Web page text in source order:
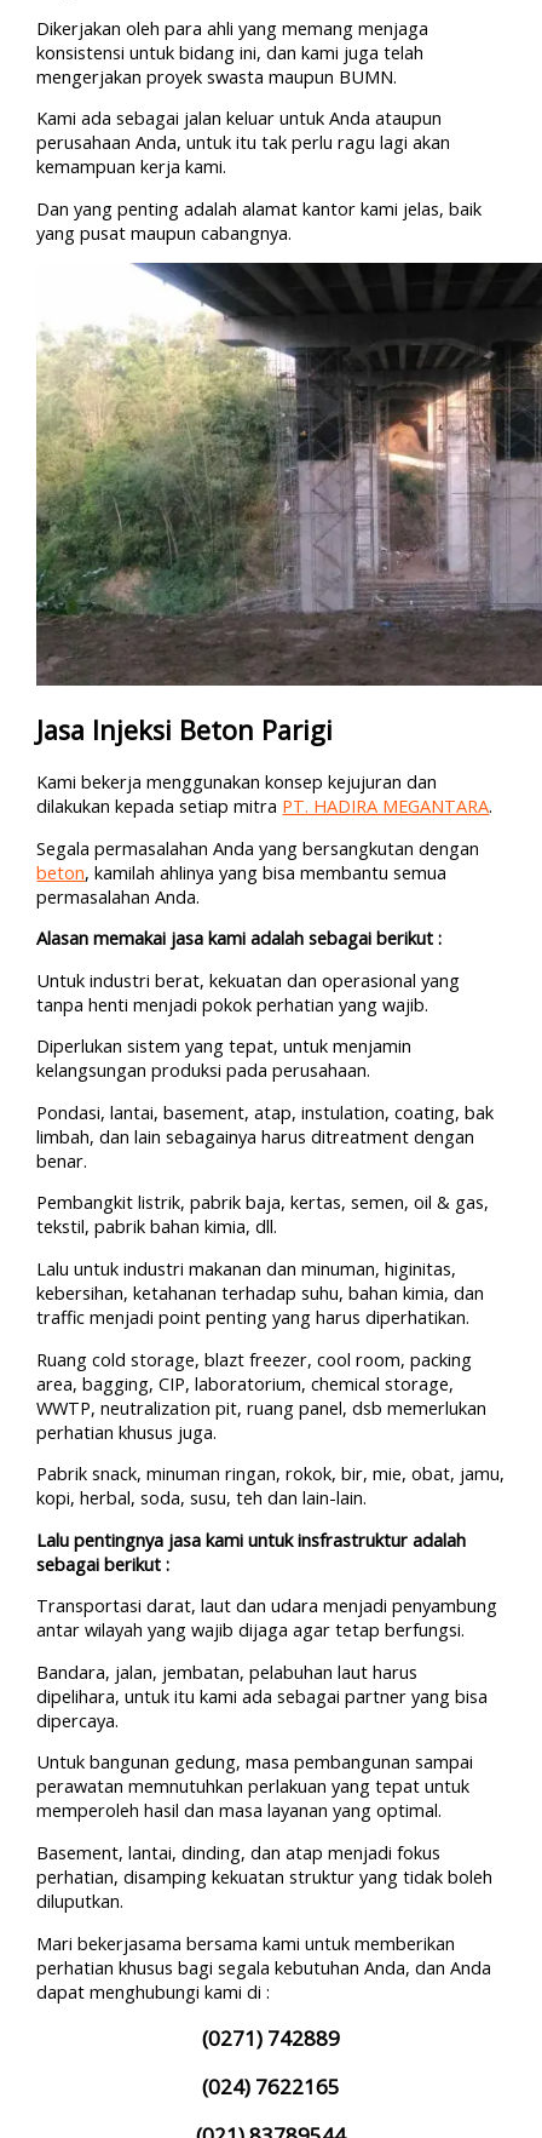
Dikerjakan oleh para ahli yang memang menjaga
konsistensi untuk bidang ini, dan kami juga telah
mengerjakan proyek swasta maupun BUMN.
Kami ada sebagai jalan keluar untuk Anda ataupun
perusahaan Anda, untuk itu tak perlu ragu lagi akan
kemampuan kerja kami.
Dan yang penting adalah alamat kantor kami jelas, baik
yang pusat maupun cabangnya.
Jasa Injeksi Beton Parigi
Kami bekerja menggunakan konsep kejujuran dan
dilakukan kepada setiap mitra PT. HADIRA MEGANTARA.
Segala permasalahan Anda yang bersangkutan dengan
beton, kamilah ahlinya yang bisa membantu semua
permasalahan Anda.
Alasan memakai jasa kami adalah sebagai berikut :
Untuk industri berat, kekuatan dan operasional yang
tanpa henti menjadi pokok perhatian yang wajib.
Diperlukan sistem yang tepat, untuk menjamin
kelangsungan produksi pada perusahaan.
Pondasi, lantai, basement, atap, instulation, coating, bak
limbah, dan lain sebagainya harus ditreatment dengan
benar.
Pembangkit listrik, pabrik baja, kertas, semen, oil & gas,
tekstil, pabrik bahan kimia, dll.
Lalu untuk industri makanan dan minuman, higinitas,
kebersihan, ketahanan terhadap suhu, bahan kimia, dan
traffic menjadi point penting yang harus diperhatikan.
Ruang cold storage, blazt freezer, cool room, packing
area, bagging, CIP, laboratorium, chemical storage,
WWTP, neutralization pit, ruang panel, dsb memerlukan
perhatian khusus juga.
Pabrik snack, minuman ringan, rokok, bir, mie, obat, jamu,
kopi, herbal, soda, susu, teh dan lain-lain.
Lalu pentingnya jasa kami untuk insfrastruktur adalah
sebagai berikut :
Transportasi darat, laut dan udara menjadi penyambung
antar wilayah yang wajib dijaga agar tetap berfungsi.
Bandara, jalan, jembatan, pelabuhan laut harus
dipelihara, untuk itu kami ada sebagai partner yang bisa
dipercaya.
Untuk bangunan gedung, masa pembangunan sampai
perawatan memnutuhkan perlakuan yang tepat untuk
memperoleh hasil dan masa layanan yang optimal.
Basement, lantai, dinding, dan atap menjadi fokus
perhatian, disamping kekuatan struktur yang tidak boleh
diluputkan.
Mari bekerjasama bersama kami untuk memberikan
perhatian khusus bagi segala kebutuhan Anda, dan Anda
dapat menghubungi kami di :
(0271) 742889
(024) 7622165